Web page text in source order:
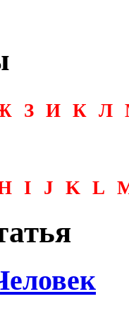
З И К Л
I J K L